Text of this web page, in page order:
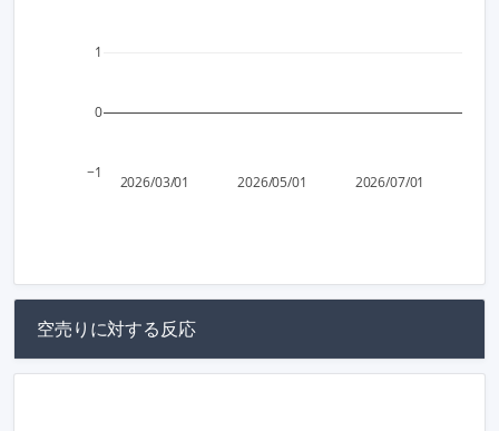
2026/03/01 2026/05/01 2026/07/01
−1
0
1
空売りに対する反応